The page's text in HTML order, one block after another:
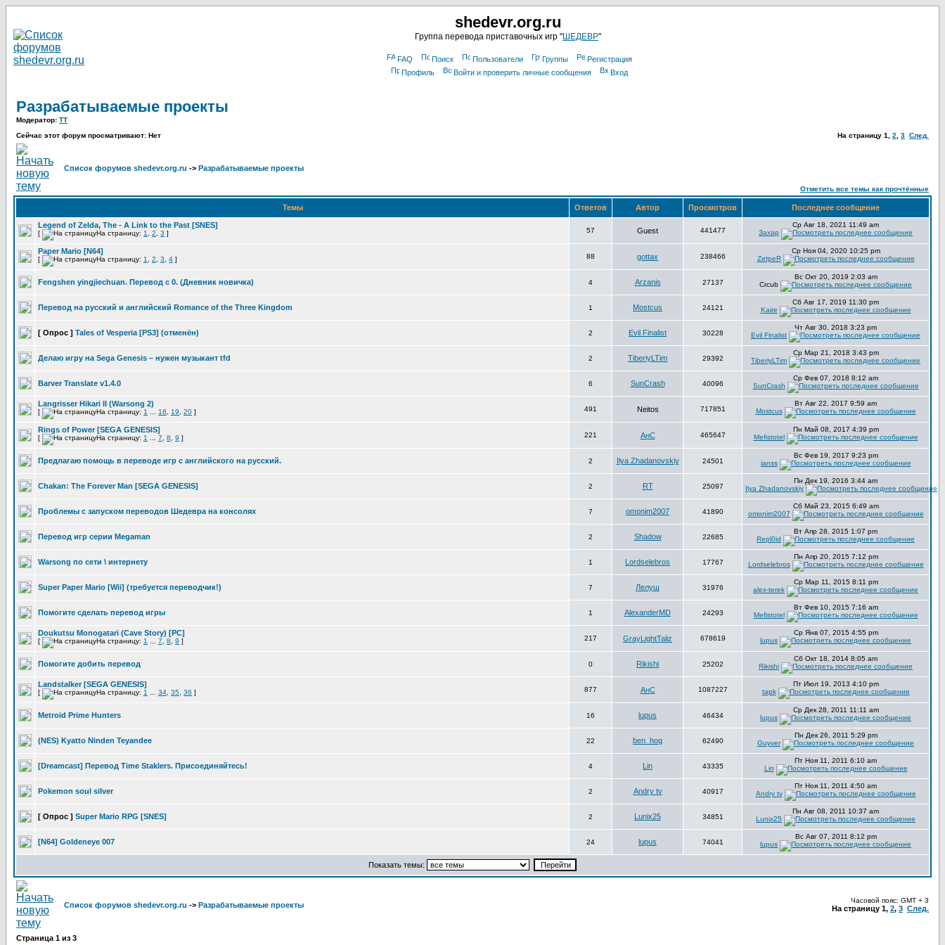
shedevr.org.ru
Группа перевода приставочных игр "ШЕДЕВР"
FAQ Поиск Пользователи Группы
Регистрация
Профиль
Войти и проверить личные сообщения Вход
Разрабатываемые проекты
Модератор: TT
Сейчас этот форум просматривают: Нет
На страницу 1 2 3 След.
Список форумов shedevr.org.ru -> Разрабатываемые проекты
Отметить все темы как прочтённые
Темы Ответов Автор Просмотров Последнее сообщение
Legend of Zelda, The - A Link to the Past [SNES]
[ На страницу: 1 2 3 ] 57 Guest 441477
Ср Авг 18, 2021 11:49 am
Захар
Paper Mario [N64]
[ На страницу: 1 2 3 4 ] 88 gottax 238466
Ср Ноя 04, 2020 10:25 pm
ZetpeR
Fengshen yingjiechuan. Перевод с 0. (Дневник новичка) 4 Arzanis 27137
Вс Окт 20, 2019 2:03 am
Crcub
Перевод на русский и английский Romance of the Three Kingdom 1 Mostcus 24121
Сб Авг 17, 2019 11:30 pm
Kaire
[ Опрос ] Tales of Vesperia [PS3] (отменён) 2 Evil Finalist 30228
Чт Авг 30, 2018 3:23 pm
Evil Finalist
Делаю игру на Sega Genesis – нужен музыкант tfd 2 TiberiyLTim 29392
Ср Мар 21, 2018 3:43 pm
TiberiyLTim
Barver Translate v1.4.0 6 SunCrash 40096
Ср Фев 07, 2018 8:12 am
SunCrash
Langrisser Hikari II (Warsong 2)
[ На страницу: 1 18 19 20 ] 491 Neitоs 717851
Вт Авг 22, 2017 9:59 am
Mostcus
Rings of Power [SEGA GENESIS]
[ На страницу: 1 7 8 9 ] 221 АнС 465647
Пн Май 08, 2017 4:39 pm
Mefistotel
Предлагаю помощь в переводе игр с английского на русский. 2 Ilya Zhadanovskiy 24501
Вс Фев 19, 2017 9:23 pm
janss
Chakan: The Forever Man [SEGA GENESIS] 2 RT 25097
Пн Дек 19, 2016 3:44 am
Ilya Zhadanovskiy
Проблемы с запуском переводов Шедевра на консолях 7 omonim2007 41890
Сб Май 23, 2015 6:49 am
omonim2007
Перевод игр серии Megaman 2 Shadow 22685
Вт Апр 28, 2015 1:07 pm
Repl0id
Warsong по сети \ интернету 1 Lordselebros 17767
Пн Апр 20, 2015 7:12 pm
Lordselebros
Super Paper Mario [Wii] (требуется переводчик!) 7 Лелуш 31976
Ср Мар 11, 2015 8:11 pm
alex-terek
Помогите сделать перевод игры 1 AlexanderMD 24293
Вт Фев 10, 2015 7:16 am
Mefistotel
Doukutsu Monogatari (Cave Story) [PC]
[ На страницу: 1 7 8 9 ] 217 GrayLightTaliz 678619
Ср Янв 07, 2015 4:55 pm
lupus
Помогите добить перевод 0 Rikishi 25202
Сб Окт 18, 2014 8:05 am
Rikishi
Landstalker [SEGA GENESIS]
[ На страницу: 1 34 35 36 ] 877 АнС 1087227
Пт Июл 19, 2013 4:10 pm
tapk
Metroid Prime Hunters 16 lupus 46434
Ср Дек 28, 2011 11:11 am
lupus
(NES) Kyatto Ninden Teyandee 22 ben_hog 62490
Пн Дек 26, 2011 5:29 pm
Guyver
[Dreamcast] Перевод Time Staklers. Присоединяйтесь! 4 Lin 43335
Пт Ноя 11, 2011 6:10 am
Lin
Pokemon soul silver 2 Andry tv 40917
Пт Ноя 11, 2011 4:50 am
Andry tv
[ Опрос ] Super Mario RPG [SNES] 2 Lunix25 34851
Пн Авг 08, 2011 10:37 am
Lunix25
[N64] Goldeneye 007 24 lupus 74041
Вс Авг 07, 2011 8:12 pm
lupus
Показать темы:
Список форумов shedevr.org.ru -> Разрабатываемые проекты
Часовой пояс: GMT + 3
На страницу 1, 2, 3 След.
Страница 1 из 3